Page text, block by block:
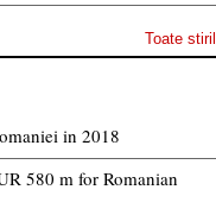
Toate
in 2018
580 m for Romanian